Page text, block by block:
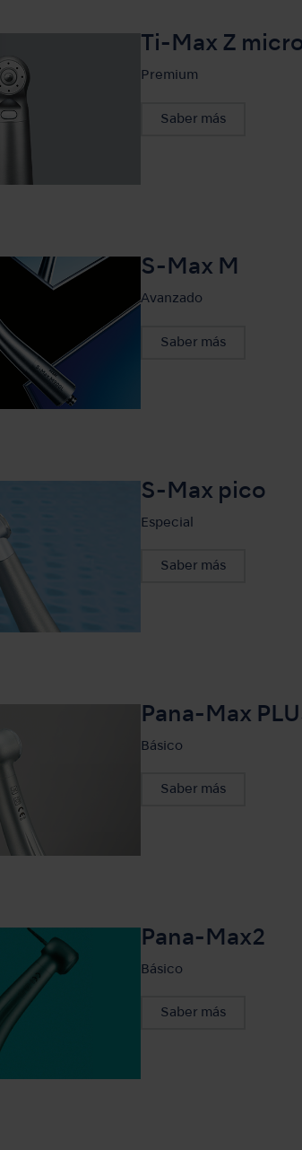
Ti-Max Z
Premium
Saber más
S-Max M
Avanzado
Saber más
S-Max pico
Especial
Saber más
Pana-Max
Básico
Saber más
Pana-Max2
Básico
Saber más